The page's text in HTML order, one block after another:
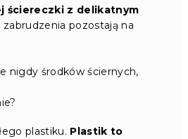
ściereczki z delikatnym
zabrudzenia pozostają na
nigdy środków ściernych,
plastiku. Plastik to